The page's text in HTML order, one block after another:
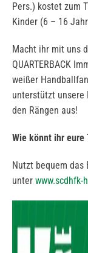
Pers.) kostet zum
Kinder (6 – 16
Macht ihr mit uns
QUARTERBACK
weißer
unterstützt unsere
den Rängen aus!
Wie könnt ihr
Nutzt bequem
unter